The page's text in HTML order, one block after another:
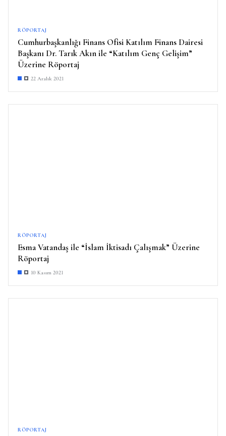
RÖPORTAJ
Cumhurbaşkanlığı Finans Ofisi Katılım Finans Dairesi
Başkanı Dr. Tarık Akın ile “Katılım Genç Gelişim”
Üzerine Röportaj
22 Aralık 2021
RÖPORTAJ
Esma Vatandaş ile “İslam İktisadı Çalışmak” Üzerine
Röportaj
10 Kasım 2021
RÖPORTAJ